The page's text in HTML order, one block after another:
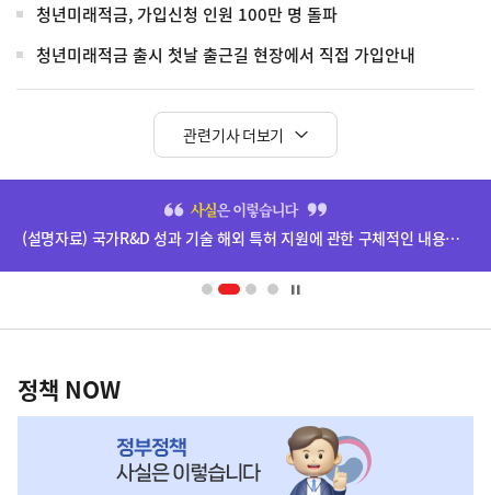
청년미래적금, 가입신청 인원 100만 명 돌파
청년미래적금 출시 첫날 출근길 현장에서 직접 가입안내
관련기사 더보기
영
(설명자료) 국가R&D 성과 기술 해외 특허 지원에 관한 구체적인 내용은 확정되지 않았습니다.
책
NOW,
정책 NOW